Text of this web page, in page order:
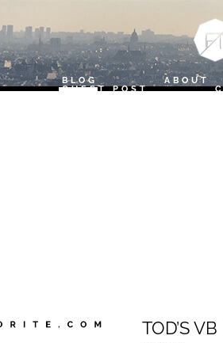
BLOG ABOUT
GUEST POST
TOD’S